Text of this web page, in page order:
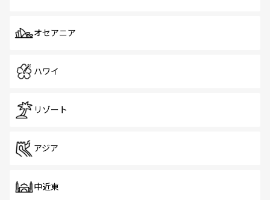
オセアニア
ハワイ
リゾート
アジア
中近東